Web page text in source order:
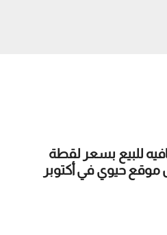
للبيع بسعر لقطة